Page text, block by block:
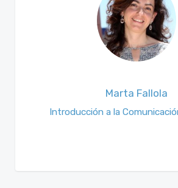
Marta Fallola
Introducción a la